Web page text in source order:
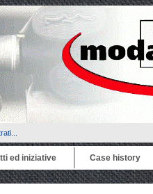
ed iniziative Case history